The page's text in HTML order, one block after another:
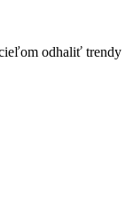
cieľom odhaliť trendy